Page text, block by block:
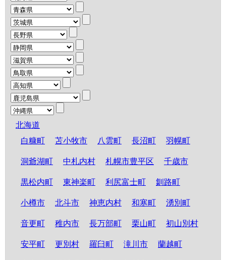
北海道
白糠町
苫小牧市 八雲町 長沼町 羽幌町
洞爺湖町 中札内村 札幌市豊平区 千歳市
黒松内町 東神楽町 利尻富士町 釧路町
小樽市 北斗市 神恵内村 和寒町 湧別町
音更町 稚内市 長万部町 栗山町 初山別村
安平町 更別村 羅臼町 滝川市 蘭越町